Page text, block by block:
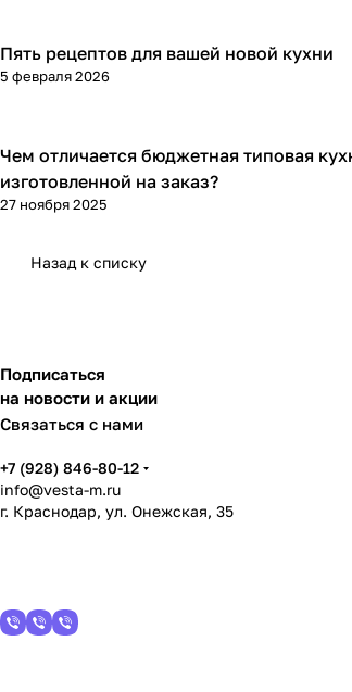
Отдых
Пять рецептов для вашей новой кухни
5 февраля 2026
Обустройство дома
Чем отличается бюджетная типовая
изготовленной на заказ?
27 ноября 2025
Назад к списку
Подписаться
на новости и акции
Связаться с нами
+7 (928) 846-80-12
info@vesta-m.ru
г. Краснодар, ул. Онежская, 35